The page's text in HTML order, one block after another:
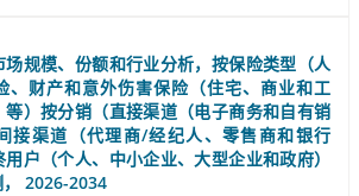
场规模、份额和行业分析，按保险类型（人
、财产和意外伤害保险（住宅、商业和工
等）按分销（直接渠道（电子商务和自有销
接渠道（代理商/经纪人、零售商和银行
户（个人、中小企业、大型企业和政府）
2026-2034